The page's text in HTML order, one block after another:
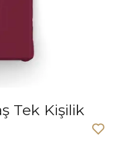
Tek Kişilik